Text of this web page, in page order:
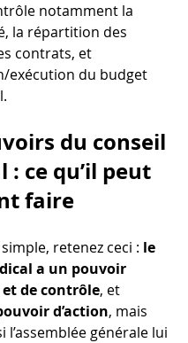
notamment la
la répartition des
contrats, et
exécution du budget
du conseil
: ce qu’il peut
faire
retenez ceci : le
a un pouvoir
et de contrôle, et
d’action, mais
l’assemblée générale lui